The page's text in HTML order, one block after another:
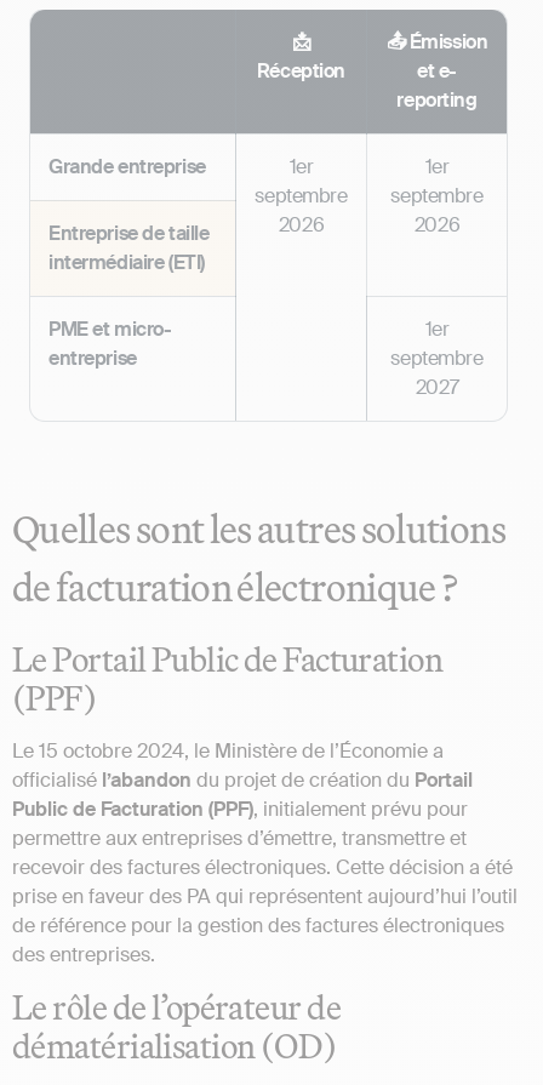
📩
Réception
📤 Émission
et e-
reporting
Grande entreprise
1er
septembre
2026
1er
septembre
2026
Entreprise de taille
intermédiaire (ETI)
PME et micro-
entreprise
1er
septembre
2027
Quelles sont les autres solutions
de facturation électronique ?
Le Portail Public de Facturation
(PPF)
Le 15 octobre 2024, le Ministère de l’Économie a
officialisé l’abandon du projet de création du Portail
Public de Facturation (PPF), initialement prévu pour
permettre aux entreprises d’émettre, transmettre et
recevoir des factures électroniques. Cette décision a été
prise en faveur des PA qui représentent aujourd’hui l’outil
de référence pour la gestion des factures électroniques
des entreprises.
Le rôle de l’opérateur de
dématérialisation (OD)